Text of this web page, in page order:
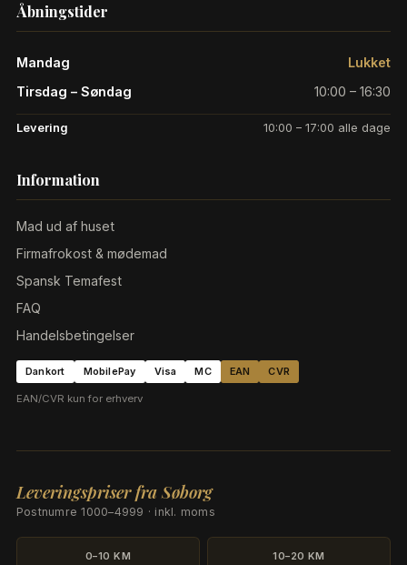
Åbningstider
Mandag
Lukket
Tirsdag – Søndag
10:00 – 16:30
Levering 10:00 – 17:00 alle dage
Information
Mad ud af huset
Firmafrokost & mødemad
Spansk Temafest
FAQ
Handelsbetingelser
Dankort MobilePay Visa MC EAN CVR
EAN/CVR kun for erhverv
Leveringspriser fra Søborg
Postnumre 1000–4999 · inkl. moms
0–10 KM 10–20 KM